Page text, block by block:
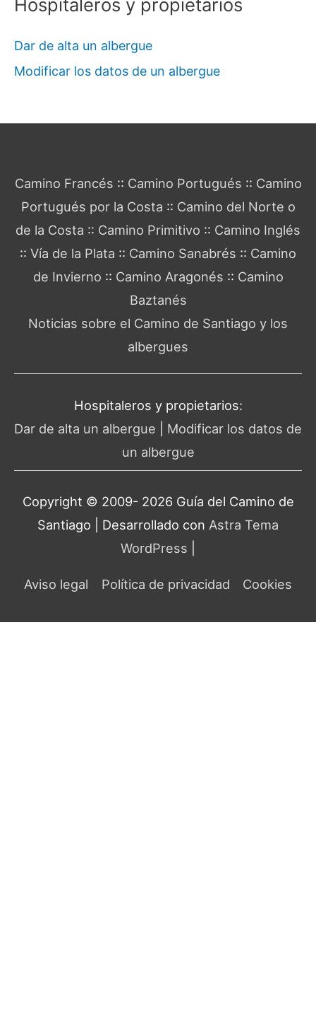
Hospitaleros y propietarios
Dar de alta un albergue
Modificar los datos de un albergue
Camino Francés :: Camino Portugués :: Camino
Portugués por la Costa :: Camino del Norte o
de la Costa :: Camino Primitivo :: Camino Inglés
:: Vía de la Plata :: Camino Sanabrés :: Camino
de Invierno :: Camino Aragonés :: Camino
Baztanés
Noticias sobre el Camino de Santiago y los
albergues
Hospitaleros y propietarios:
Dar de alta un albergue
Modificar los datos de
un albergue
Copyright © 2009- 2026 Guía del Camino de
Santiago | Desarrollado con Astra Tema
WordPress
Aviso legal Política de privacidad Cookies